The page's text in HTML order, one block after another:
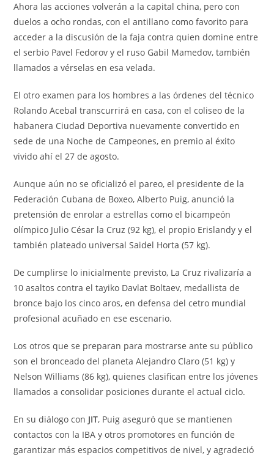
Ahora las acciones volverán a la capital china, pero con
duelos a ocho rondas, con el antillano como favorito para
acceder a la discusión de la faja contra quien domine entre
el serbio Pavel Fedorov y el ruso Gabil Mamedov, también
llamados a vérselas en esa velada.
El otro examen para los hombres a las órdenes del técnico
Rolando Acebal transcurrirá en casa, con el coliseo de la
habanera Ciudad Deportiva nuevamente convertido en
sede de una Noche de Campeones, en premio al éxito
vivido ahí el 27 de agosto.
Aunque aún no se oficializó el pareo, el presidente de la
Federación Cubana de Boxeo, Alberto Puig, anunció la
pretensión de enrolar a estrellas como el bicampeón
olímpico Julio César la Cruz (92 kg), el propio Erislandy y el
también plateado universal Saidel Horta (57 kg).
De cumplirse lo inicialmente previsto, La Cruz rivalizaría a
10 asaltos contra el tayiko Davlat Boltaev, medallista de
bronce bajo los cinco aros, en defensa del cetro mundial
profesional acuñado en ese escenario.
Los otros que se preparan para mostrarse ante su público
son el bronceado del planeta Alejandro Claro (51 kg) y
Nelson Williams (86 kg), quienes clasifican entre los jóvenes
llamados a consolidar posiciones durante el actual ciclo.
En su diálogo con JIT, Puig aseguró que se mantienen
contactos con la IBA y otros promotores en función de
garantizar más espacios competitivos de nivel, y agradeció